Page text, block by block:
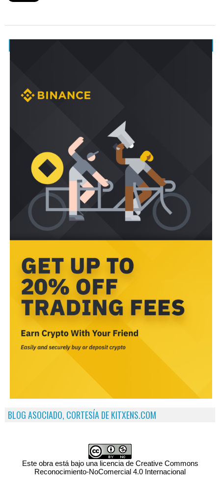
BLOG ASOCIADO, CORTESÍA DE KITXENS.COM
Este obra está bajo una licencia de Creative Commons
Reconocimiento-NoComercial 4.0 Internacional